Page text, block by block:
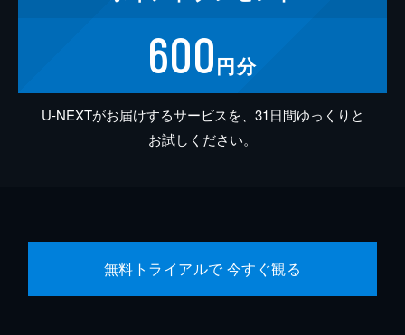
600円分
U-NEXTがお届けするサービスを、31日間ゆっくりと
お試しください。
無料トライアルで 今すぐ観る